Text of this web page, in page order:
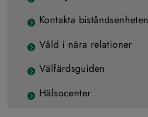
Kontakta biståndsenheten
Våld i nära relationer
Välfärdsguiden
Hälsocenter